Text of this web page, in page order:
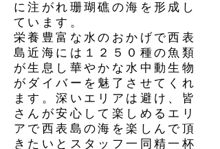
に注がれ珊瑚礁の海を形成し
ています。
栄養豊富な水のおかげで西表
島近海には１２５０種の魚類
が生息し華やかな水中動生物
がダイバーを魅了させてくれ
ます。深いエリアは避け、皆
さんが安心して楽しめるエリ
アで西表島の海を楽しんで頂
きたいとスタッフ一同精一杯